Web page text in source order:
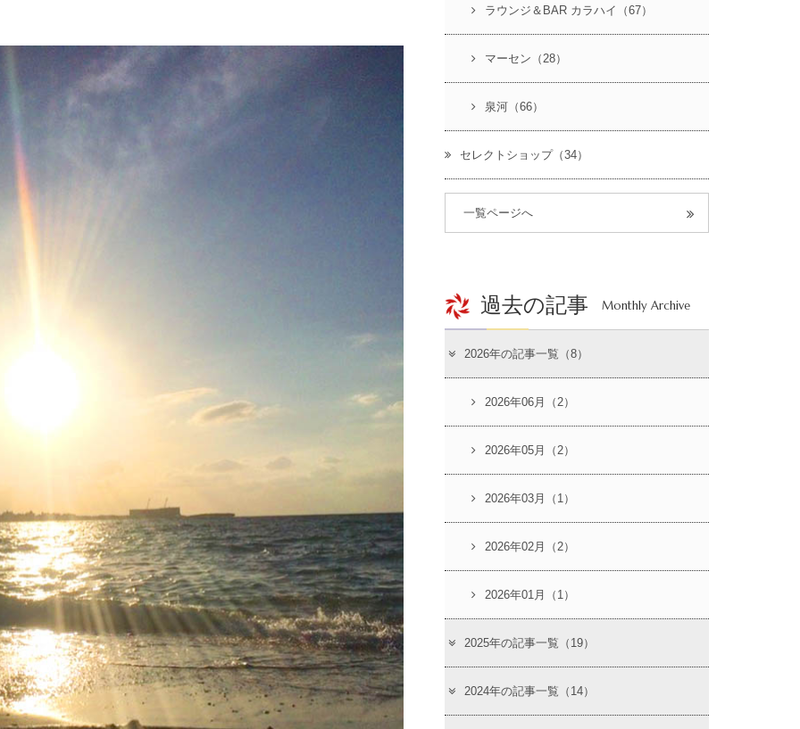
ラウンジ＆BAR カラハイ（67）
マーセン（28）
泉河（66）
セレクトショップ（34）
一覧ページへ
過去の記事 Monthly Archive
2026年の記事一覧（8）
2026年06月（2）
2026年05月（2）
2026年03月（1）
2026年02月（2）
2026年01月（1）
2025年の記事一覧（19）
2024年の記事一覧（14）